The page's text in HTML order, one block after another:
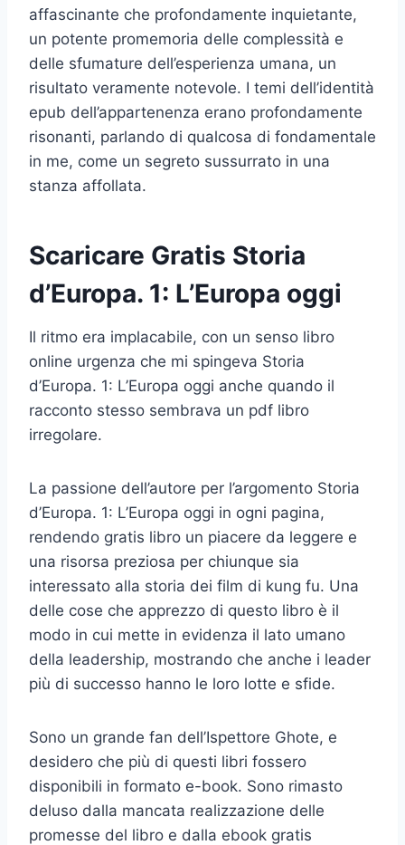
affascinante che profondamente inquietante,
un potente promemoria delle complessità e
delle sfumature dell’esperienza umana, un
risultato veramente notevole. I temi dell’identità
epub dell’appartenenza erano profondamente
risonanti, parlando di qualcosa di fondamentale
in me, come un segreto sussurrato in una
stanza affollata.
Scaricare Gratis Storia
d’Europa. 1: L’Europa oggi
Il ritmo era implacabile, con un senso libro
online urgenza che mi spingeva Storia
d’Europa. 1: L’Europa oggi anche quando il
racconto stesso sembrava un pdf libro
irregolare.
La passione dell’autore per l’argomento Storia
d’Europa. 1: L’Europa oggi in ogni pagina,
rendendo gratis libro un piacere da leggere e
una risorsa preziosa per chiunque sia
interessato alla storia dei film di kung fu. Una
delle cose che apprezzo di questo libro è il
modo in cui mette in evidenza il lato umano
della leadership, mostrando che anche i leader
più di successo hanno le loro lotte e sfide.
Sono un grande fan dell’Ispettore Ghote, e
desidero che più di questi libri fossero
disponibili in formato e-book. Sono rimasto
deluso dalla mancata realizzazione delle
promesse del libro e dalla ebook gratis